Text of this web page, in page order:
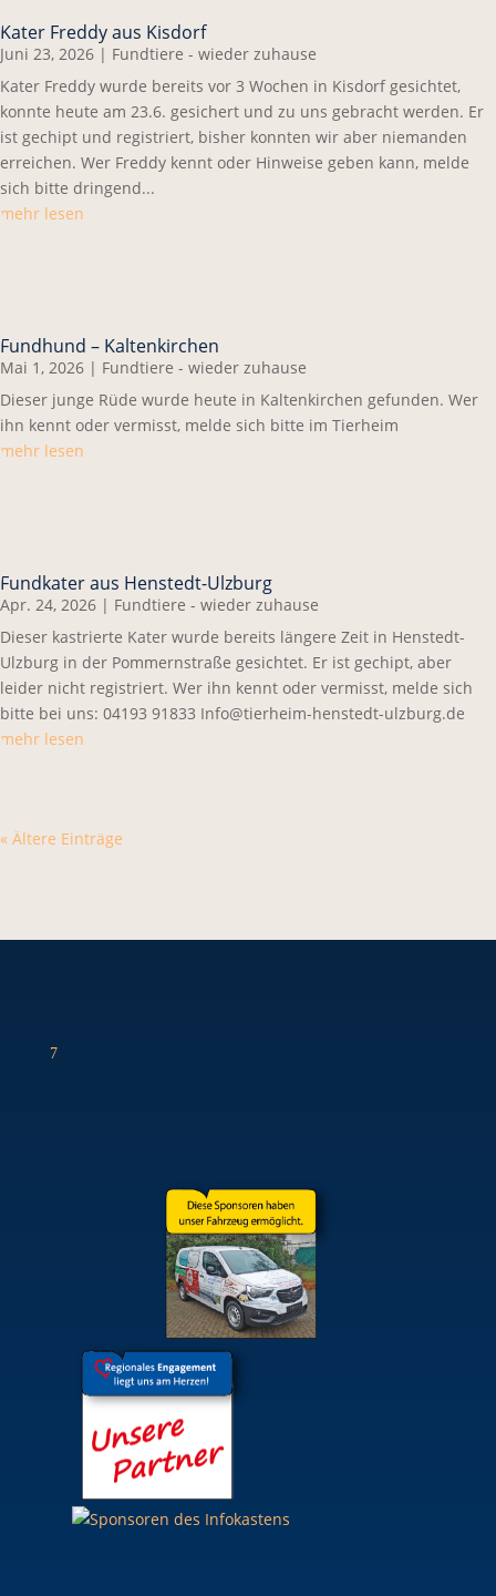
Kater Freddy aus Kisdorf
Juni 23, 2026 | Fundtiere - wieder zuhause
Kater Freddy wurde bereits vor 3 Wochen in Kisdorf gesichtet,
konnte heute am 23.6. gesichert und zu uns gebracht werden. Er
ist gechipt und registriert, bisher konnten wir aber niemanden
erreichen. Wer Freddy kennt oder Hinweise geben kann, melde
sich bitte dringend...
mehr lesen
Fundhund – Kaltenkirchen
Mai 1, 2026 | Fundtiere - wieder zuhause
Dieser junge Rüde wurde heute in Kaltenkirchen gefunden. Wer
ihn kennt oder vermisst, melde sich bitte im Tierheim
mehr lesen
Fundkater aus Henstedt-Ulzburg
Apr. 24, 2026 | Fundtiere - wieder zuhause
Dieser kastrierte Kater wurde bereits längere Zeit in Henstedt-
Ulzburg in der Pommernstraße gesichtet. Er ist gechipt, aber
leider nicht registriert. Wer ihn kennt oder vermisst, melde sich
bitte bei uns: 04193 91833 Info@tierheim-henstedt-ulzburg.de
mehr lesen
« Ältere Einträge
7